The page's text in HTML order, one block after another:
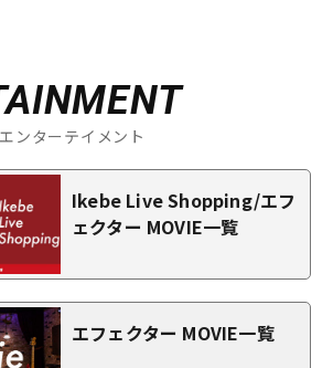
ンターテイメント
Ikebe Live Shopping/エフ
ェクター MOVIE一覧
エフェクター MOVIE一覧